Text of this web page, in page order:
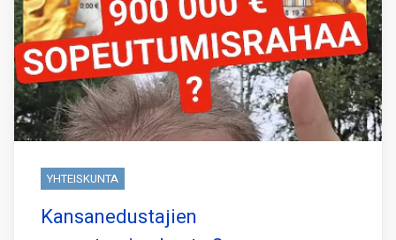
YHTEISKUNTA
Kansanedustajien